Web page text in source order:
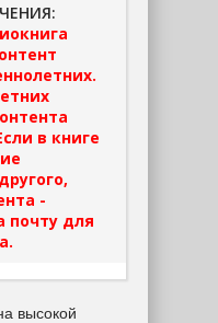
в книге
-
почту для
высокой